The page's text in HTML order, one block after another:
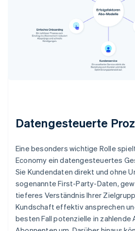
Datengesteuerte
Eine besonders wichtige Rolle
Economy ein datengesteuertes
Sie Kundendaten direkt und ohne
sogenannte First-Party-Daten,
tieferes Verständnis Ihrer
Kundschaft effektiv ansprechen
besten Fall potenzielle in zahlende